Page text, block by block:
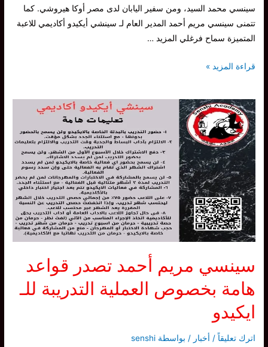
سينسي محمد السيد، ومن سفير اليابان لدى مصر أوكا هيروشي. كما
تتمنى سينسي مريم أحمد المدير العام لـ سينشي أيكيدو أكاديمي للاعبة
المتميزة سماح فرغلي المزيد …
سينشي
سماح
فرغلي
حصولها
على
درجة
الـ
شودان
في
الـ
ايكيدو
قراءة المزيد »
سينسي مريم أحمد تصدر قواعد
هامة بخصوص العملية التدريبة للـ
ايكيدو
اترك تعليقاً / أخبار / بواسطة senshi